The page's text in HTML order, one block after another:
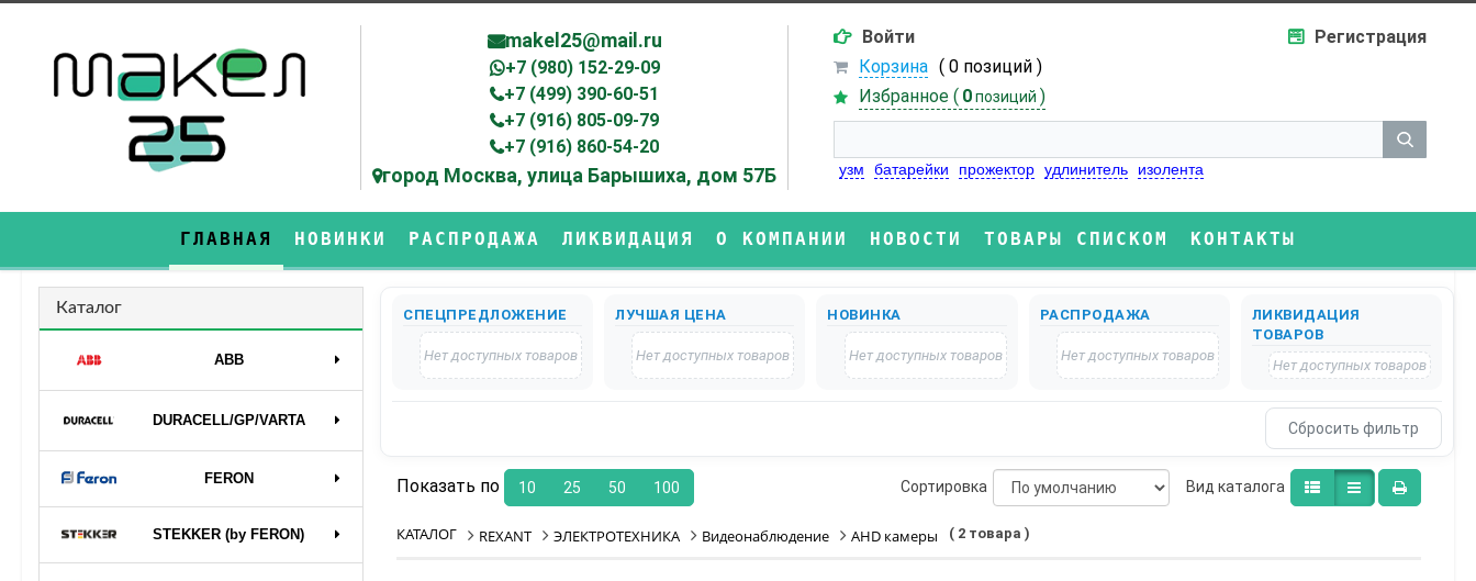
makel25@mail.ru
+7 (980) 152-29-09
+7 (499) 390-60-51
+7 (916) 805-09-79
+7 (916) 860-54-20
город Москва, улица Барышиха, дом 57Б
Войти
Регистрация
Корзина ( 0 позиций )
Избранное ( 0 позиций )
узм батарейки прожектор удлинитель изолента
ГЛАВНАЯ НОВИНКИ РАСПРОДАЖА ЛИКВИДАЦИЯ О КОМПАНИИ НОВОСТИ ТОВАРЫ СПИСКОМ КОНТАКТЫ
Каталог
ABB
DURAСELL/GP/VARTA
FERON
STEKKER (by FERON)
СПЕЦПРЕДЛОЖЕНИЕ
Нет доступных товаров
ЛУЧШАЯ ЦЕНА
Нет доступных товаров
НОВИНКА
Нет доступных товаров
РАСПРОДАЖА
Нет доступных товаров
ЛИКВИДАЦИЯ
ТОВАРОВ
Нет доступных товаров
Показать по 10 25 50 100 Bид каталога
Сортировка
КАТАЛОГ REXANT ЭЛЕКТРОТЕХНИКА Видеонаблюдение AHD камеры ( 2 товара )